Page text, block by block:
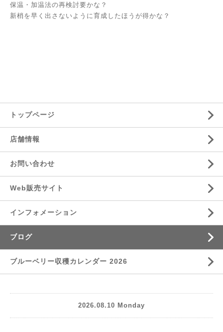
保温・加温法の再検討要かな？
新梢を早く出さないように育成したほうが得かな？
トップページ
店舗情報
お問い合わせ
Web販売サイト
インフォメーション
ブログ
ブルーベリー収穫カレンダー 2026
2026.08.10 Monday